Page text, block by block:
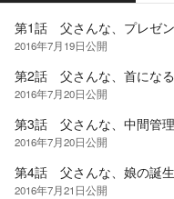
第1話 父さんな、プレゼ
2016年7月19日公開
第2話 父さんな、首にな
2016年7月20日公開
第3話 父さんな、中間管
2016年7月20日公開
第4話 父さんな、娘の誕
2016年7月21日公開